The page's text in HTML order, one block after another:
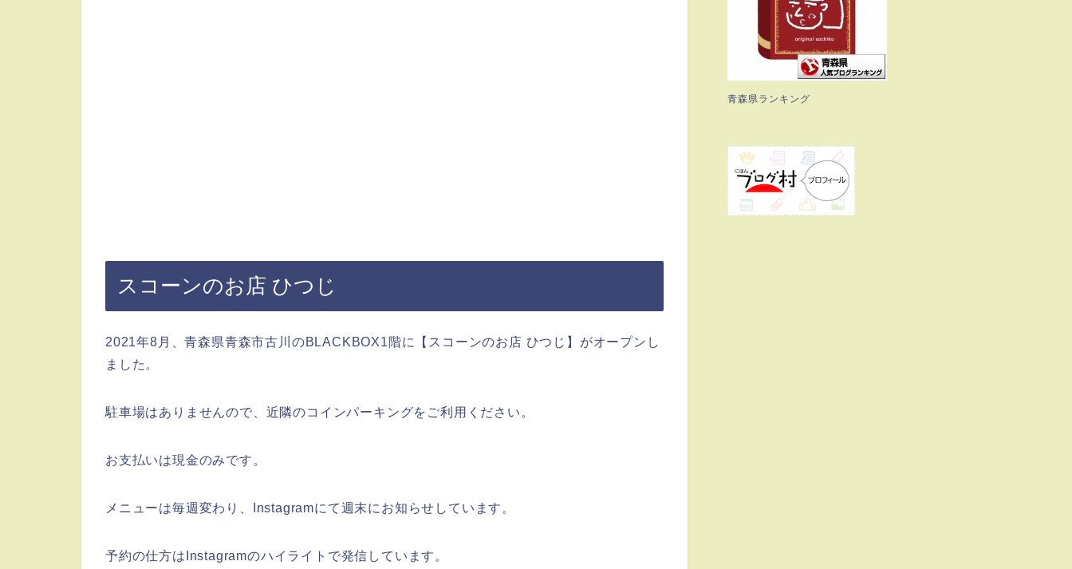
スコーンのお店 ひつじ
2021年8月、青森県青森市古川のBLACKBOX1階に【スコーンのお店 ひつじ】がオープンし
ました。
駐車場はありませんので、近隣のコインパーキングをご利用ください。
お支払いは現金のみです。
メニューは毎週変わり、Instagramにて週末にお知らせしています。
予約の仕方はInstagramのハイライトで発信しています。
青森県ランキング